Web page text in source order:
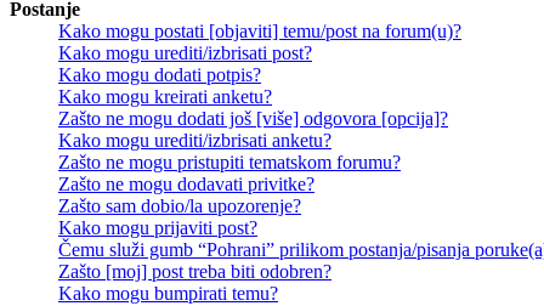
Postanje
Kako mogu postati [objaviti] temu/post na forum(u)?
Kako mogu urediti/izbrisati post?
Kako mogu dodati potpis?
Kako mogu kreirati anketu?
Zašto ne mogu dodati još [više] odgovora [opcija]?
Kako mogu urediti/izbrisati anketu?
Zašto ne mogu pristupiti tematskom forumu?
Zašto ne mogu dodavati privitke?
Zašto sam dobio/la upozorenje?
Kako mogu prijaviti post?
Čemu služi gumb “Pohrani” prilikom postanja/pisanja
Zašto [moj] post treba biti odobren?
Kako mogu bumpirati temu?